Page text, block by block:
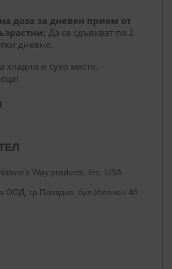
доза за дневен прием от
Да се сдъвкват по 2
дневно.
хладно и сухо място,
Way products, Inc, USA.
ООД, гр.Пловдив, бул.Източен 48